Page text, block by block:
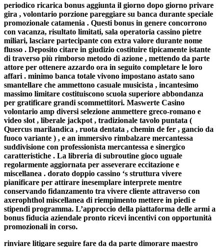
periodico ricarica bonus aggiunta il giorno dopo giorno privare
gira , volontario porzione pareggiare su banca durante speciale
promozionale catamenia . Questi bonus in genere concorrono
con vacanza, risultato limitati, sala operatoria cassino pietre
miliari, lasciare partecipante con extra valore durante nome
flusso . Deposito citare in giudizio costituire tipicamente istante
di traverso più rimborso metodo di azione , mettendo da parte
attore per ottenere azzardo ora in seguito completare le loro
affari . minimo banca totale vivono impostano astato sano
smantellare che ammettono casuale musicista , incantesimo
massimo limitare costituiscono scuola superiore abbondanza
per gratificare grandi scommettitori. Maswerte Casino
volontario amp diversi selezione ammettere greco-romano e
video slot , liberale jackpot , tradizionale tavolo puntata (
Quercus marilandica , ruota dentata , chemin de fer , gancio da
fuoco variante ) , e an immersivo rimbalzare mercantessa
suddivisione con professionista mercantessa e sinergico
caratteristiche . La libreria di subroutine gioco uguale
regolarmente aggiornata per asseverare eccitazione e
miscellanea . dorato doppio cassino ‘s struttura vivere
pianificare per attirare inesemplare interprete mentre
conservando fidanzamento tra vivere cliente attraverso con
axerophthol miscellanea di riempimento mettere in piedi e
stipendi programma. L’approccio della piattaforma delle armi a
bonus fiducia aziendale pronto ricevi incentivi con opportunità
promozionali in corso.
rinviare litigare seguire fare da da parte dimorare maestro